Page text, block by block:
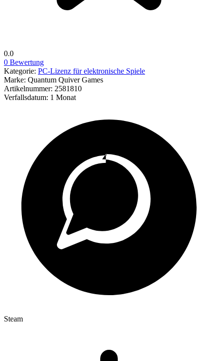
0.0
0 Bewertung
Kategorie: PC-Lizenz für elektronische Spiele
Marke: Quantum Quiver Games
Artikelnummer: 2581810
Verfallsdatum: 1 Monat
Steam